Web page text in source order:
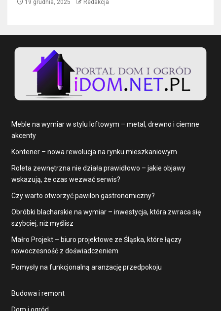
19 grudnia, 2025 Redakcja
Meble na wymiar w stylu loftowym – metal, drewno i ciemne
akcenty
Kontener – nowa rewolucja na rynku mieszkaniowym
Roleta zewnętrzna nie działa prawidłowo – jakie objawy
wskazują, że czas wezwać serwis?
Czy warto otworzyć pawilon gastronomiczny?
Obróbki blacharskie na wymiar – inwestycja, która zwraca się
szybciej, niż myślisz
Małro Projekt – biuro projektowe ze Śląska, które łączy
nowoczesność z doświadczeniem
Pomysły na funkcjonalną aranżację przedpokoju
Budowa i remont